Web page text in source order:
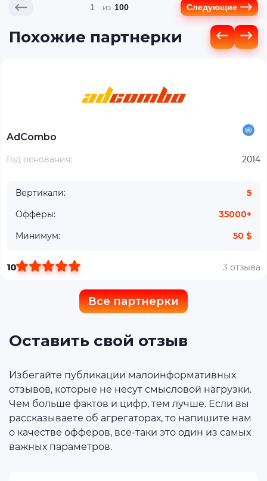
1 100 Следующие
Похожие партнерки
AdCombo
Год основания: 2014
Вертикали:
5
Офферы:
35000+
Минимум:
50 $
10 3 отзыва
Все партнерки
Оставить свой отзыв
Избегайте публикации малоинформативных
отзывов, которые не несут смысловой нагрузки.
Чем больше фактов и цифр, тем лучше. Если вы
рассказываете об агрегаторах, то напишите нам
о качестве офферов, все-таки это один из самых
важных параметров.